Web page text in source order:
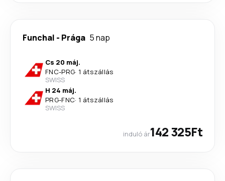
Funchal - Prága 5 nap
Cs 20 máj.
FNC-PRG· 1 átszállás
SWISS
H 24 máj.
PRG-FNC· 1 átszállás
SWISS
induló ár142 325Ft